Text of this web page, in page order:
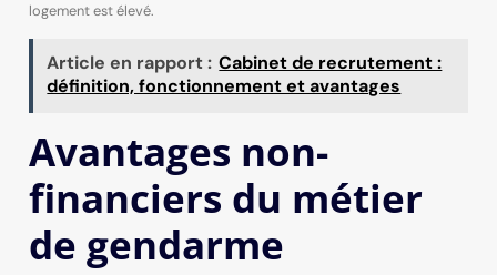
logement est élevé.
Article en rapport : Cabinet de recrutement :
définition, fonctionnement et avantages
Avantages non-
financiers du métier
de gendarme